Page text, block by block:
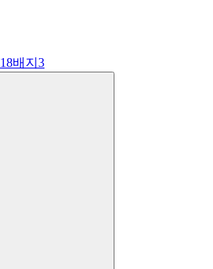
18배지 3